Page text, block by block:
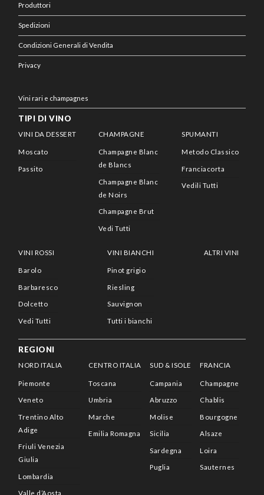
Produttori
Spedizioni
Condizioni Generali di Vendita
Privacy
Vini rari e champagnes
TIPI DI VINO
VINI DA DESSERT
Moscato
Passito
CHAMPAGNE
Champagne Blanc
de Blancs
Champagne Blanc
de Noirs
Champagne Brut
Vedi Tutti
SPUMANTI
Metodo Classico
Franciacorta
Vedili Tutti
VINI ROSSI
Barolo
Barbaresco
Dolcetto
Vedi Tutti
VINI BIANCHI
Pinot grigio
Riesling
Sauvignon
Tutti i bianchi
ALTRI VINI
REGIONI
NORD ITALIA
Piemonte
Veneto
Trentino Alto
Adige
Friuli Venezia
Giulia
Lombardia
Valle d’Aosta
CENTRO ITALIA
Toscana
Umbria
Marche
Emilia Romagna
SUD & ISOLE
Campania
Abruzzo
Molise
Sicilia
Sardegna
Puglia
FRANCIA
Champagne
Chablis
Bourgogne
Alsaze
Loira
Sauternes